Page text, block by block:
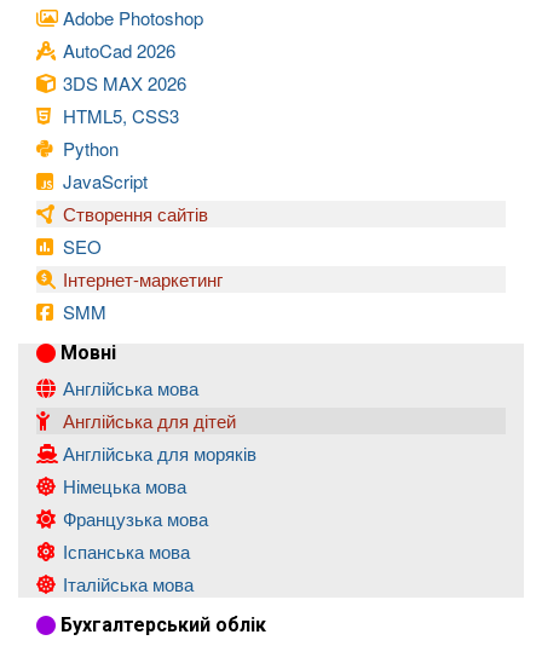
Adobe Photoshop
AutoCad 2026
3DS MAX 2026
HTML5, CSS3
Python
JavaScript
Створення сайтів
SEO
Інтернет-маркетинг
SMM
Мовні
Англійська мова
Англійська для дітей
Англійська для моряків
Німецька мова
Французька мова
Іспанська мова
Італійська мова
Бухгалтерський облік